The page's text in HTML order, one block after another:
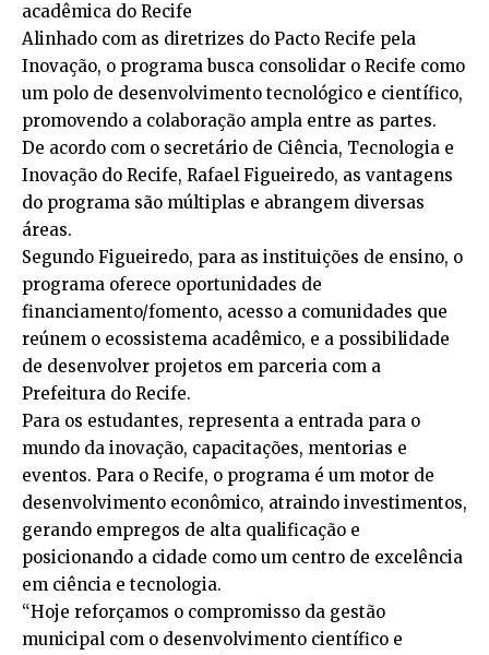
acadêmica do Recife
Alinhado com as diretrizes do Pacto Recife pela
Inovação, o programa busca consolidar o Recife como
um polo de desenvolvimento tecnológico e científico,
promovendo a colaboração ampla entre as partes.
De acordo com o secretário de Ciência, Tecnologia e
Inovação do Recife, Rafael Figueiredo, as vantagens
do programa são múltiplas e abrangem diversas
áreas.
Segundo Figueiredo, para as instituições de ensino, o
programa oferece oportunidades de
financiamento/fomento, acesso a comunidades que
reúnem o ecossistema acadêmico, e a possibilidade
de desenvolver projetos em parceria com a
Prefeitura do Recife.
Para os estudantes, representa a entrada para o
mundo da inovação, capacitações, mentorias e
eventos. Para o Recife, o programa é um motor de
desenvolvimento econômico, atraindo investimentos,
gerando empregos de alta qualificação e
posicionando a cidade como um centro de excelência
em ciência e tecnologia.
“Hoje reforçamos o compromisso da gestão
municipal com o desenvolvimento científico e